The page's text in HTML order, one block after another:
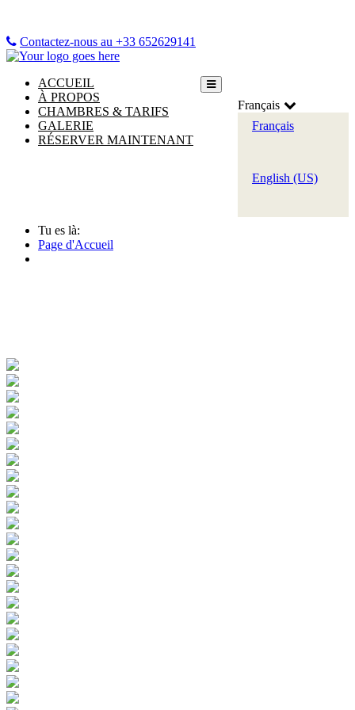
Contactez-nous au +33 652629141
Français
Français
English (US)
ACCUEIL
À PROPOS
CHAMBRES & TARIFS
GALERIE
RÉSERVER MAINTENANT
Tu es là:
Page d'Accueil